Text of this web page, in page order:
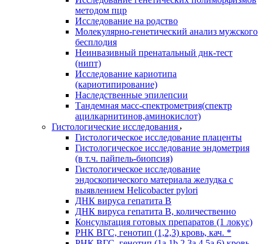
методом пцр
Исследование на родство
Молекулярно-генетический анализ мужского
бесплодия
Неинвазивный пренатальный днк-тест
(нипт)
Исследование кариотипа
(кариотипирование)
Наследственные эпилепсии
Тандемная масс-спектрометрия(спектр
ацилкарнитинов,аминокислот)
Гистологические исследования
Гистологическое исследование плаценты
Гистологическое исследование эндометрия
(в т.ч. пайпель-биопсия)
Гистологическое исследование
эндоскопического материала желудка с
выявлением Helicobacter pylori
ДНК вируса гепатита B
ДНК вируса гепатита B, количественно
Консультация готовых препаратов (1 локус)
РНК ВГC, генотип (1,2,3) кровь, кач. *